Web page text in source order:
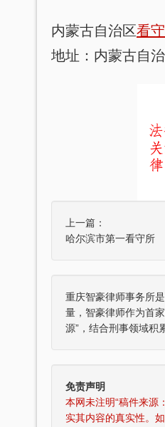
内蒙古自治区看
地址：内蒙古自
上一篇：
哈尔滨市第一看守所
重庆智豪律师事务所
量，智豪律师作为首
源”，结合刑事领域积
免责声明
本网未注明“稿件来源
实其内容的真实性。